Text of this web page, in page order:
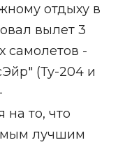
отдыху в
вылет 3
самолетов -
(Ту-204 и
то, что
лучшим